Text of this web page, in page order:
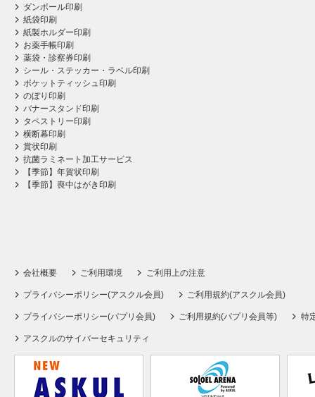
ダンボール印刷
紙袋印刷
紙製ホルダー印刷
お薬手帳印刷
薬袋・診察券印刷
シール・ステッカー・ラベル印刷
ポケットティッシュ印刷
のぼり印刷
バナースタンド印刷
タペストリー印刷
横断幕印刷
賞状印刷
抗菌ラミネート加工サービス
【季節】年賀状印刷
【季節】喪中はがき印刷
会社概要 ご利用環境 ご利用上の注意
プライバシーポリシー(アスクル会員) ご利用規約(アスクル会員)
プライバシーポリシー(パプリ会員) ご利用規約(パプリ会員等) 特
アスクルのサイバーセキュリティ